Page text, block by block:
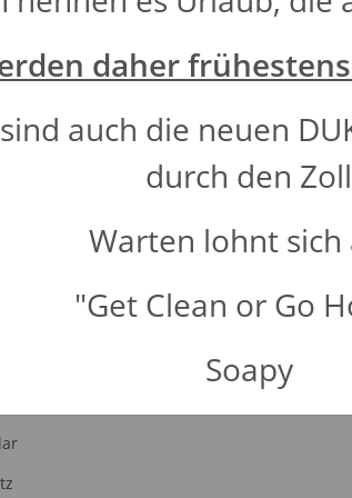
Marktplatz für handgemachte Seifen,
regelmäßig und
per E-Mail zu.
daher
auch die neuen
durch den Zoll
Warten lohnt sich
"Get Clean or Go
Soapy